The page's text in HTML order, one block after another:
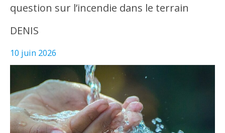
question sur l’incendie dans le terrain
DENIS
10 juin 2026